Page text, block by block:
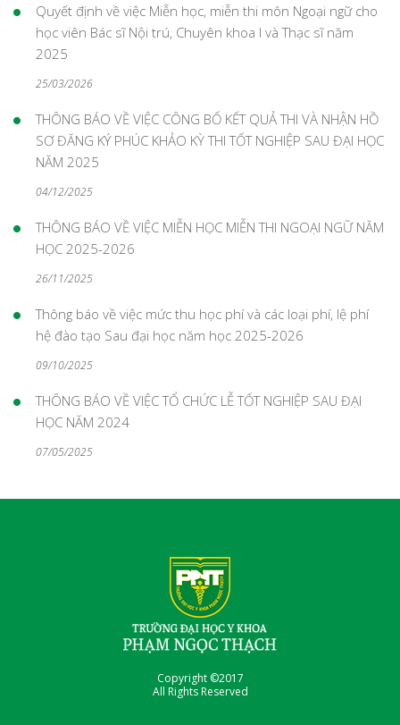
Quyết định về việc Miễn học, miễn thi môn Ngoại ngữ cho
học viên Bác sĩ Nội trú, Chuyên khoa I và Thạc sĩ năm
2025
25/03/2026
THÔNG BÁO VỀ VIỆC CÔNG BỐ KẾT QUẢ THI VÀ NHẬN HỒ
SƠ ĐĂNG KÝ PHÚC KHẢO KỲ THI TỐT NGHIỆP SAU ĐẠI HỌC
NĂM 2025
04/12/2025
THÔNG BÁO VỀ VIỆC MIỄN HỌC MIỄN THI NGOẠI NGỮ NĂM
HỌC 2025-2026
26/11/2025
Thông báo về việc mức thu học phí và các loại phí, lệ phí
hệ đào tạo Sau đại học năm học 2025-2026
09/10/2025
THÔNG BÁO VỀ VIỆC TỔ CHỨC LỄ TỐT NGHIỆP SAU ĐẠI
HỌC NĂM 2024
07/05/2025
Copyright ©2017
All Rights Reserved